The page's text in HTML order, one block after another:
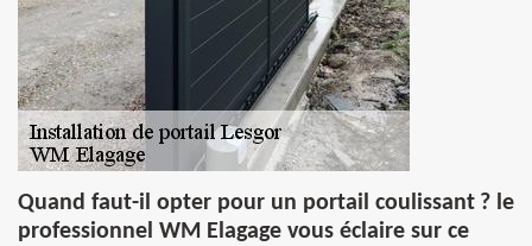
Quand faut-il opter pour un portail coulissant ? le
professionnel WM Elagage vous éclaire sur ce